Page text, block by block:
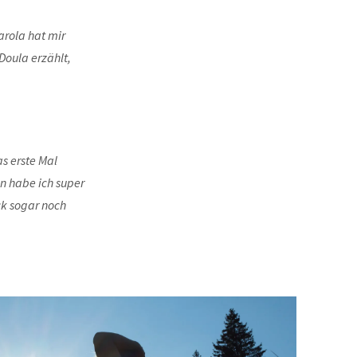
hat mir
erzählt,
erste Mal
habe ich super
sogar noch